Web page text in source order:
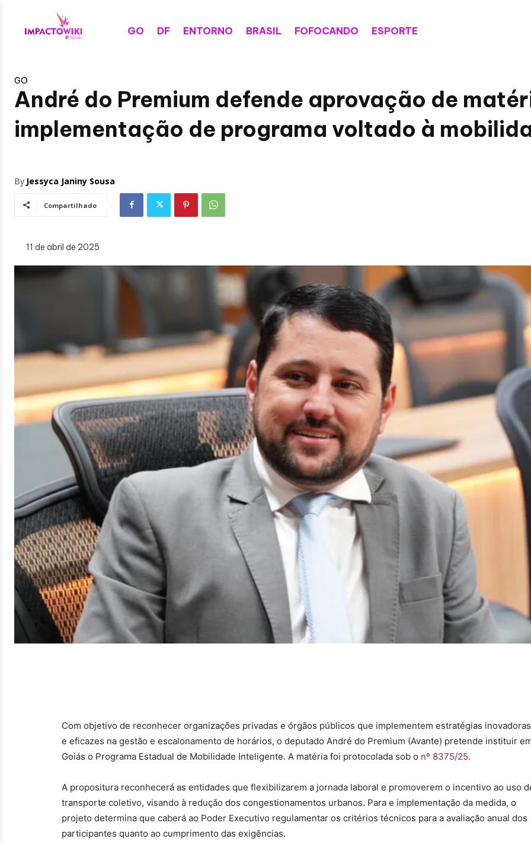
GO DF ENTORNO BRASIL FOFOCANDO ESPORTE
GO
André do Premium defende aprovação de
implementação de programa voltado à
By Jessyca Janiny Sousa
Compartilhado
11 de abril de 2025
Com objetivo de reconhecer organizações privadas e órgãos públicos que implementem estratégias inovadoras
e eficazes na gestão e escalonamento de horários, o deputado André do Premium (Avante) pretende instituir
Goiás o Programa Estadual de Mobilidade Inteligente. A matéria foi protocolada sob o nº 8375/25.
A propositura reconhecerá as entidades que flexibilizarem a jornada laboral e promoverem o incentivo ao uso
transporte coletivo, visando à redução dos congestionamentos urbanos. Para e implementação da medida, o
projeto determina que caberá ao Poder Executivo regulamentar os critérios técnicos para a avaliação anual dos
participantes quanto ao cumprimento das exigências.